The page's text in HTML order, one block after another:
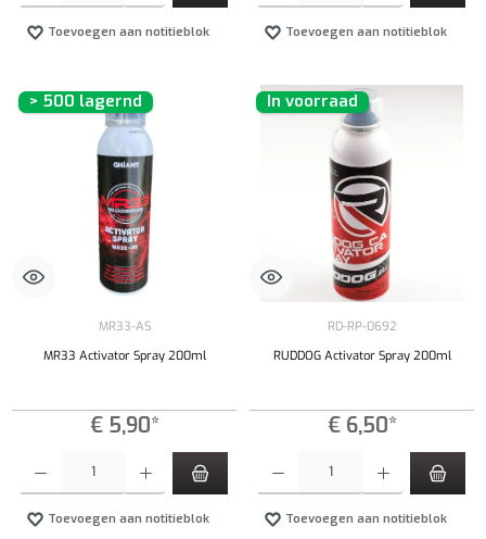
Toevoegen aan notitieblok Toevoegen aan notitieblok
> 500 lagernd
MR33-AS
MR33 Activator Spray 200ml
€ 5,90*
Toevoegen aan notitieblok
In voorraad
RD-RP-0692
RUDDOG Activator Spray 200ml
€ 6,50*
Toevoegen aan notitieblok